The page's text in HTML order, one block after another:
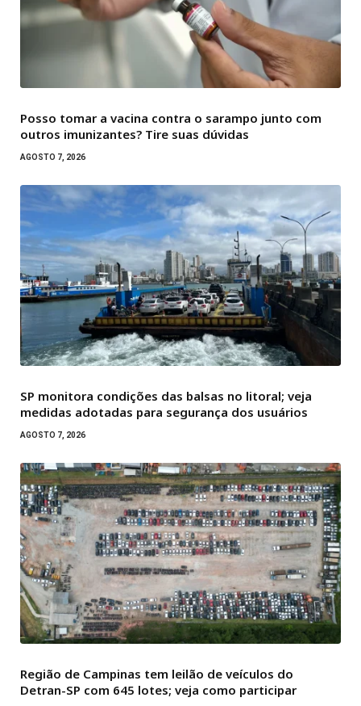
Posso tomar a vacina contra o sarampo junto com
outros imunizantes? Tire suas dúvidas
AGOSTO 7, 2026
SP monitora condições das balsas no litoral; veja
medidas adotadas para segurança dos usuários
AGOSTO 7, 2026
Região de Campinas tem leilão de veículos do
Detran-SP com 645 lotes; veja como participar